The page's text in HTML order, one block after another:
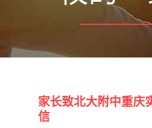
家长致北大附中重庆
信